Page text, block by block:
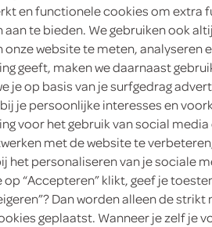
4.
99
500 Milliliter
in winkelmand
Let op:
verwerkt in de
en functionele cookies om extra
aan te bieden. We gebruiken ook
onze website te meten, analyseren
geeft, maken we daarnaast
je op basis van je surfgedrag
je persoonlijke interesses en
voor het gebruik van social
met de website te
het personaliseren van je sociale
op “Accepteren” klikt, geef je
Dan worden alleen de
geplaatst. Wanneer je zelf je